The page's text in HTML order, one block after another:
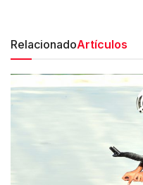
RelacionadoArtículos